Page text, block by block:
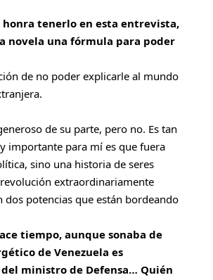
tenerlo en esta entrevista,
novela una fórmula para poder
de no poder explicarle al mundo
de su parte, pero no. Es tan
importante para mí es que fuera
sino una historia de seres
extraordinariamente
potencias que están bordeando
tiempo, aunque sonaba de
de Venezuela es
ministro de Defensa… Quién